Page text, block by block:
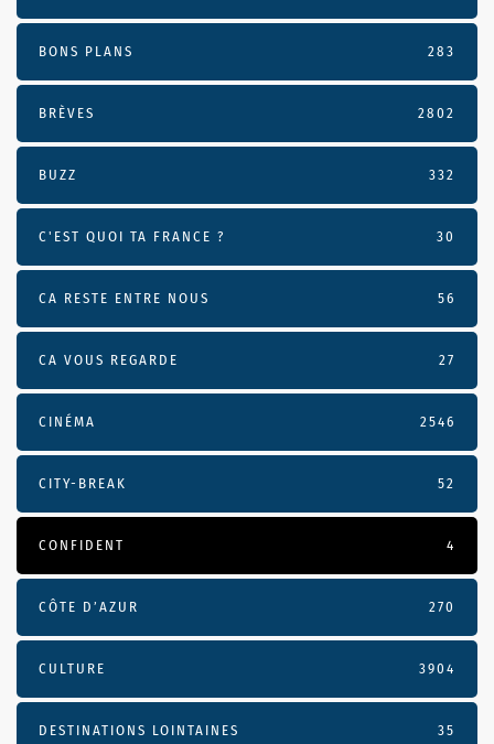
BONS PLANS 283
BRÈVES 2802
BUZZ 332
C'EST QUOI TA FRANCE ? 30
CA RESTE ENTRE NOUS 56
CA VOUS REGARDE 27
CINÉMA 2546
CITY-BREAK 52
CONFIDENT 4
CÔTE D’AZUR 270
CULTURE 3904
DESTINATIONS LOINTAINES 35